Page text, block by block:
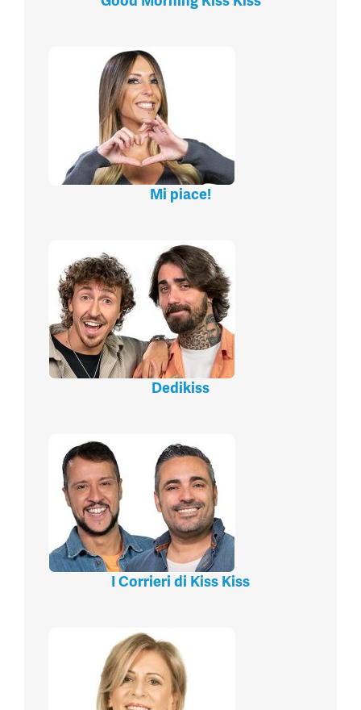
Mi piace!
Dedikiss
I Corrieri di Kiss Kiss